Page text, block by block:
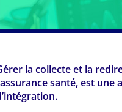
la collecte et la
santé, est une